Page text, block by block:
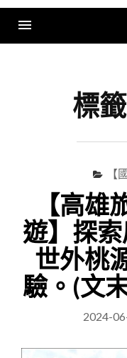
標
【
【高雄
遊】探
世外桃
驗。(文
2024-